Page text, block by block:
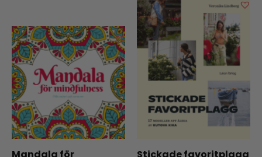
Mandala för
Stickade favoritplagg